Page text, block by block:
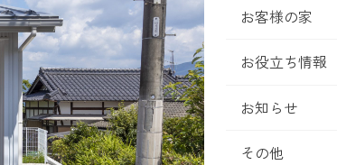
お客様の家
お役立ち情報
お知らせ
その他